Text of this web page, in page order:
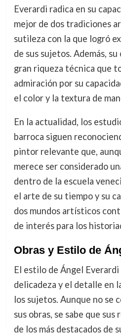
Everardi radica en su
mejor de dos tradiciones
sutileza con la que logró
de sus sujetos. Además,
gran riqueza técnica que
admiración por su
el color y la textura de
En la actualidad, los
barroca siguen
pintor relevante que,
merece ser considerado
dentro de la escuela
el arte de su tiempo y su
dos mundos artísticos
de interés para los
Obras y Estilo de
El estilo de Ángel
delicadeza y el detalle en
los sujetos. Aunque no se
sus obras, se sabe que
de los más destacados de